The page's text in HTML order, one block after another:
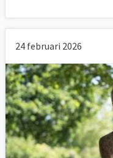
24 februari 2026